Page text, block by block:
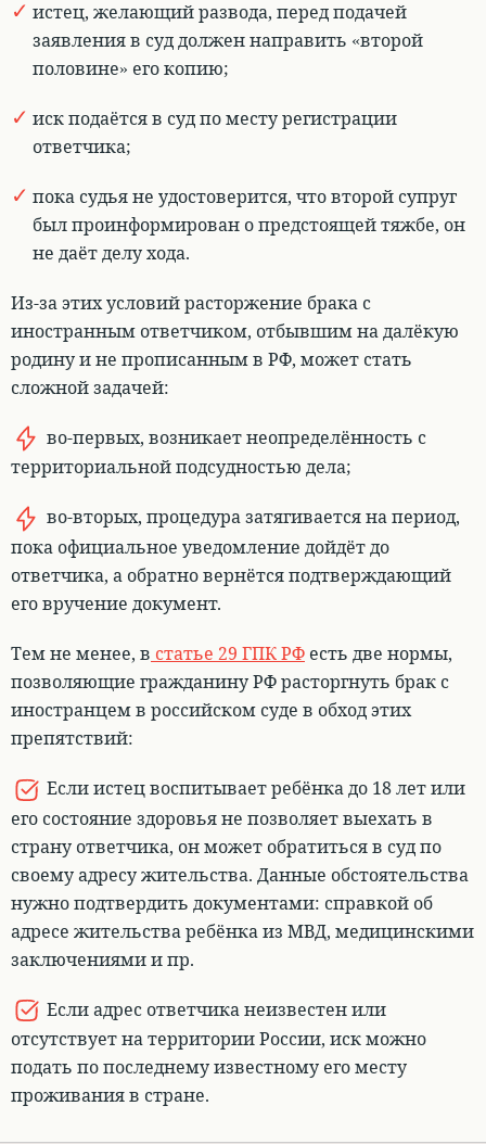
истец, желающий развода, перед подачей
заявления в суд должен направить «второй
половине» его копию;
иск подаётся в суд по месту регистрации
ответчика;
пока судья не удостоверится, что второй супруг
был проинформирован о предстоящей тяжбе, он
не даёт делу хода.
Из-за этих условий расторжение брака с
иностранным ответчиком, отбывшим на далёкую
родину и не прописанным в РФ, может стать
сложной задачей:
во-первых, возникает неопределённость с
территориальной подсудностью дела;
во-вторых, процедура затягиваетсяна период,
пока официальное уведомление дойдёт до
ответчика, а обратно вернётся подтверждающий
его вручение документ.
Тем не менее, в статье 29 ГПК РФ есть две нормы,
позволяющие гражданину РФ расторгнуть брак с
иностранцем в российском суде в обход этих
препятствий:
Если истец воспитывает ребёнка до 18 лет или
его состояние здоровья не позволяет выехать в
страну ответчика, он может обратиться в суд по
своему адресу жительства. Данные обстоятельства
нужно подтвердить документами: справкой об
адресе жительства ребёнка из МВД, медицинскими
заключениями и пр.
Если адрес ответчика неизвестен или
отсутствует на территории России, иск можно
подать по последнему известному его месту
проживания в стране.